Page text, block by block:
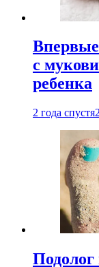
с
ребенка
2 года спустя